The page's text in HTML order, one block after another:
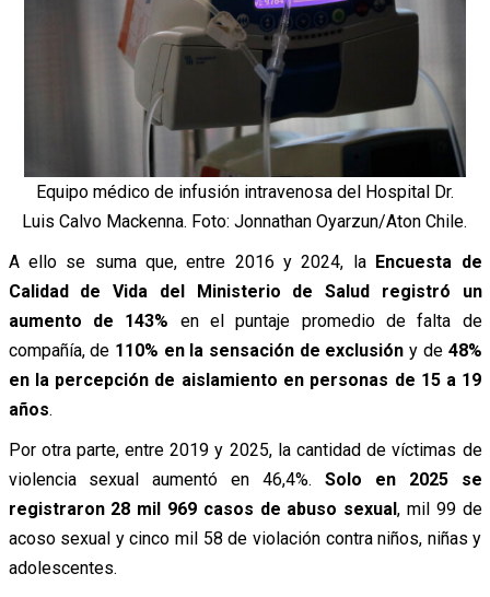
Equipo médico de infusión intravenosa del Hospital Dr.
Luis Calvo Mackenna. Foto: Jonnathan Oyarzun/Aton Chile.
A ello se suma que, entre 2016 y 2024, laEncuesta de
Calidad de Vida del Ministerio de Salud registró un
aumento de 143% en el puntaje promedio de falta de
compañía, de 110% en la sensación de exclusión y de 48%
en la percepción de aislamiento en personas de 15 a 19
años.
Por otra parte, entre 2019 y 2025, la cantidad de víctimas de
violencia sexual aumentó en 46,4%. Solo en 2025 se
registraron 28 mil 969 casos de abuso sexual, mil 99 de
acoso sexual y cinco mil 58 de violación contra niños, niñas y
adolescentes.